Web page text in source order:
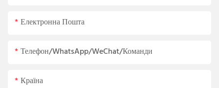
Електронна Пошта
Телефон/WhatsApp/WeChat/Команди
Країна